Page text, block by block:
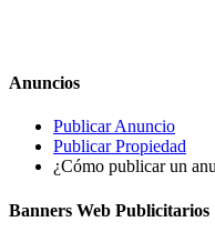
Anuncios
Publicar Anuncio
Publicar Propiedad
¿Cómo publicar un
Banners Web Publicitarios